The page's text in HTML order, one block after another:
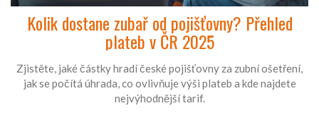
Kolik dostane zubař od pojišťovny? Přehled
plateb v ČR 2025
Zjistěte, jaké částky hradí české pojišťovny za zubní ošetření,
jak se počítá úhrada, co ovlivňuje výši plateb a kde najdete
nejvýhodnější tarif.